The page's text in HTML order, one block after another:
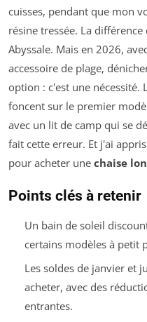
cuisses, pendant que mon
résine tressée. La
Abyssale. Mais en 2026,
accessoire de plage,
option : c'est une nécessité.
foncent sur le premier
avec un lit de camp qui se
fait cette erreur. Et j'ai
pour acheter une chaise
Points clés à retenir
Un bain de soleil
certains modèles à petit
Les soldes de janvier et
acheter, avec des
entrantes.